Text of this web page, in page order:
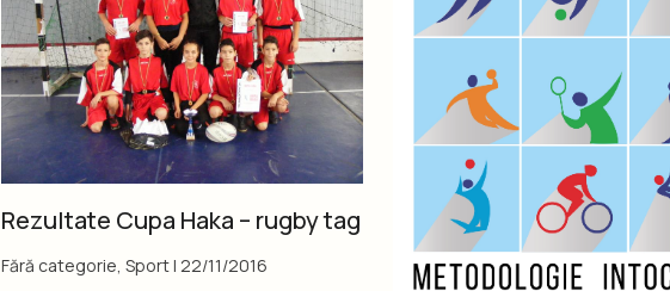
Rezultate Cupa Haka – rugby tag
Fără categorie Sport| 22/11/2016